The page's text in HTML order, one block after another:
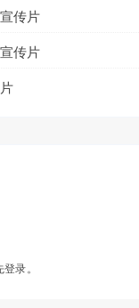
传片
传片
登录 。